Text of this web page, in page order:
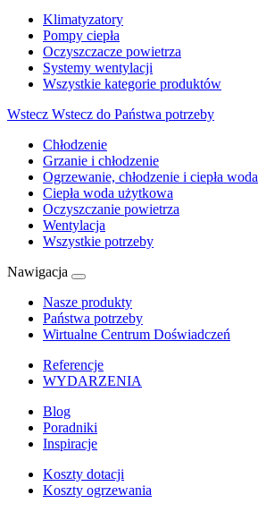
Klimatyzatory
Pompy ciepła
Oczyszczacze powietrza
Systemy wentylacji
Wszystkie kategorie produktów
Wstecz Wstecz do Państwa potrzeby
Chłodzenie
Grzanie i chłodzenie
Ogrzewanie, chłodzenie i ciepła woda
Ciepła woda użytkowa
Oczyszczanie powietrza
Wentylacja
Wszystkie potrzeby
Nawigacja
Nasze produkty
Państwa potrzeby
Wirtualne Centrum Doświadczeń
Referencje
WYDARZENIA
Blog
Poradniki
Inspiracje
Koszty dotacji
Koszty ogrzewania